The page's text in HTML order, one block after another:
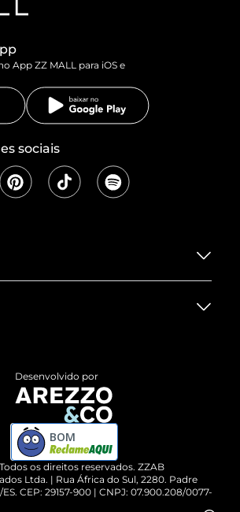
App ZZ MALL para iOS e
sociais
Produto
WhatsApp
os direitos reservados. ZZAB
Ltda. | Rua África do Sul, 2280. Padre
CEP: 29157-900 | CNPJ: 07.900.208/0077-
Desenvolvido por
BOM